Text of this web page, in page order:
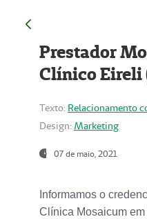
Prestador
Clínico Eireli
Texto: Relacionamento
Design: Marketing
07 de maio, 2021
Informamos o
Clínica Mosaicum